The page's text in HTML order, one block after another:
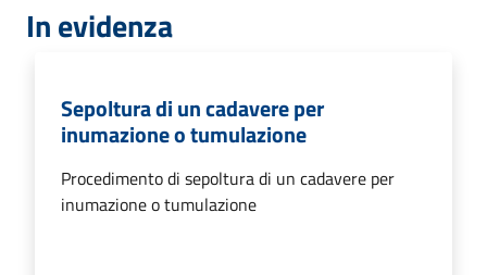
In evidenza
Sepoltura di un cadavere per
inumazione o tumulazione
Procedimento di sepoltura di un cadavere per
inumazione o tumulazione